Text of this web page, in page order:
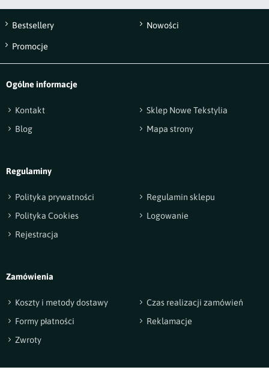
Wyślij opinię
Bestsellery Nowości
Promocje
Ogólne informacje
Kontakt
Sklep Nowe Tekstylia
Blog
Mapa strony
Regulaminy
Polityka prywatności
Regulamin sklepu
Polityka Cookies
Logowanie
Rejestracja
Zamówienia
Koszty i metody dostawy
Czas realizacji zamówień
Formy płatności
Reklamacje
Zwroty